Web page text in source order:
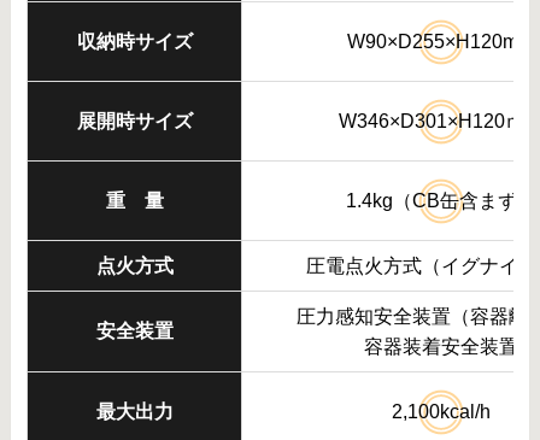
収納時サイズ W90×D255×H120mm
展開時サイズ W346×D301×H120ｍ
重 量 1.4kg（CB缶含まず）
点火方式 圧電点火方式（イグナイ
安全装置
圧力感知安全装置（容器離
容器装着安全装置
最大出力 2,100kcal/h